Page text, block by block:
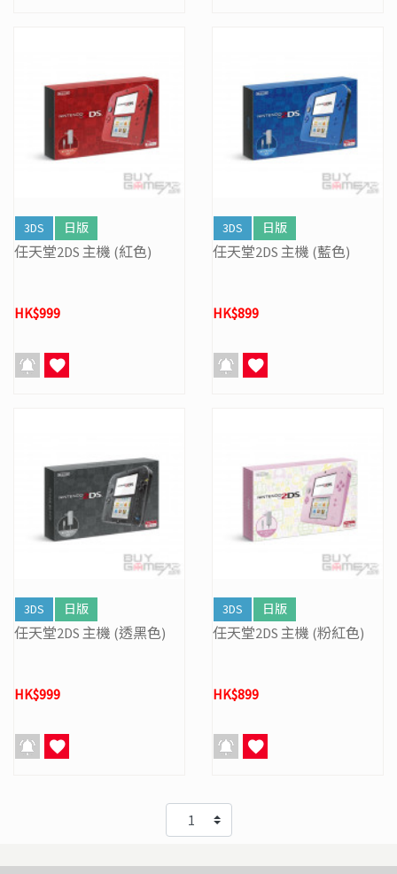
3DS 日版
任天堂2DS 主機 (紅色)
HK$999
3DS 日版
任天堂2DS 主機 (藍色)
HK$899
3DS 日版
任天堂2DS 主機 (透黑色)
HK$999
3DS 日版
任天堂2DS 主機 (粉紅色)
HK$899